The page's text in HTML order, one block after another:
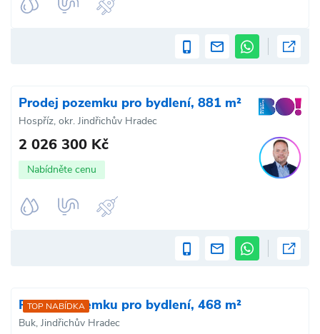
Prodej pozemku pro bydlení, 881 m²
Hospříz, okr. Jindřichův Hradec
2 026 300 Kč
Nabídněte cenu
TOP NABÍDKA
Prodej pozemku pro bydlení, 468 m²
Buk, Jindřichův Hradec